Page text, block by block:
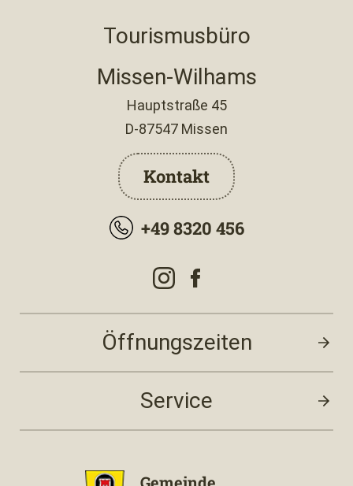
Tourismusbüro
Missen-Wilhams
Hauptstraße 45
D-87547 Missen
Kontakt
+49 8320 456
Öffnungszeiten
Service